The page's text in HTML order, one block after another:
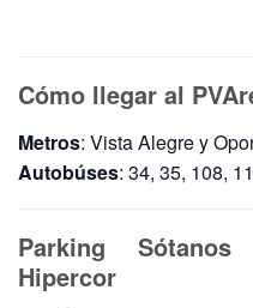
Cómo llegar al
Metros: Vista Alegre y
Autobúses: 34, 35, 108,
Parking
Hipercor